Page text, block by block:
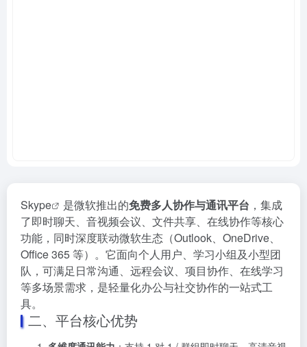
Skype 是微软推出的免费多人协作与通讯平台 ，集成
了即时聊天、音视频会议、文件共享、在线协作等核心
功能，同时深度联动微软生态（Outlook、OneDrive、
Office 365 等）。它面向个人用户、学习小组及小型团
队，可满足日常沟通、远程会议、项目协作、在线学习
等多场景需求，是轻量化办公与社交协作的一站式工
具。
二、平台核心优势